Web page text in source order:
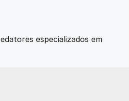
especializados em